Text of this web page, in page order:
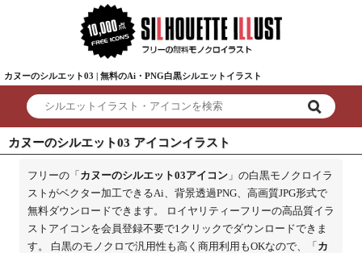
カヌーのシルエット03 | 無料のAi・PNG白黒シルエットイラスト
カヌーのシルエット03 アイコンイラスト
フリーの「 カヌーのシルエット03アイコン」の白黒モノクロイラ
ストがベクター加工できるAi、背景透過PNG、高画質JPG形式で
無料ダウンロードできます。 ロイヤリティーフリーの高品質イラ
ストアイコンを会員登録不要で1クリックでダウンロードできま
す。 白黒のモノクロで汎用性も高く商用利用もOKなので、「 カ